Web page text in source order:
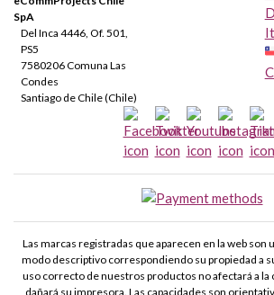
Tutoriales básicos para manejar
universales como, por ejemplo, cómo
cabezales o cómo cambiar los cartuchos;
como por ejemplo cómo imprimir fotos en
cual sea la tuya, en Webcartucho
SpA
Del Inca 4446, Of. 501,
PS5
7580206 Comuna Las
Condes
Santiago de Chile (Chile)
Las marcas registradas que aparecen en la web son
modo descriptivo correspondiendo su propiedad a
uso correcto de nuestros productos no afectará a la
dañará su impresora. Las capacidades son